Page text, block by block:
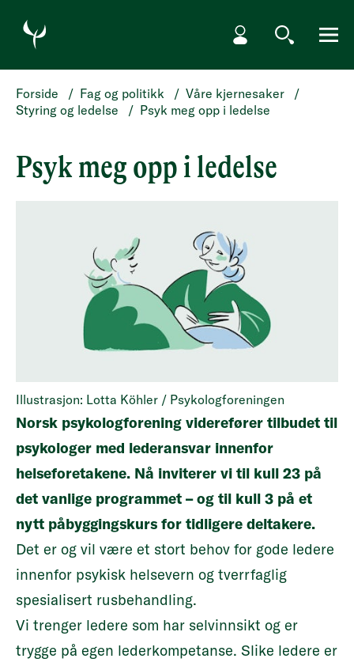
HOPP TIL HOVEDINNHOLD
Min side
Søk Meny
Forside / Fag og politikk / Våre kjernesaker
/
Styring og ledelse
/ Psyk meg opp i ledelse
Psyk meg opp i ledelse
Illustrasjon: Lotta Köhler / Psykologforeningen
Norsk psykologforening viderefører tilbudet til
psykologer med lederansvar innenfor
helseforetakene. Nå inviterer vi til kull 23 på
det vanlige programmet – og til kull 3 på et
nytt påbyggingskurs for tidligere deltakere.
Det er og vil være et stort behov for gode ledere
innenfor psykisk helsevern og tverrfaglig
spesialisert rusbehandling.
Vi trenger ledere som har selvinnsikt og er
trygge på egen lederkompetanse. Slike ledere er